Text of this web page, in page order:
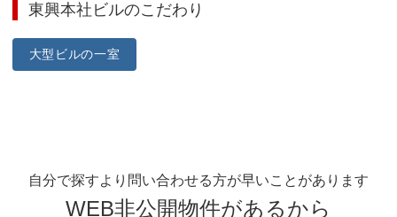
東興本社ビルのこだわり
大型ビルの一室
自分で探すより問い合わせる方が早いことがあります
WEB非公開物件があるから